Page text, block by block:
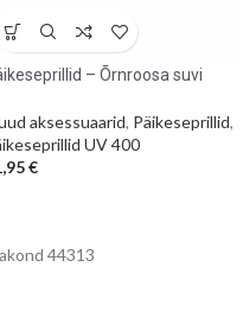
– Õrnroosa suvi
aksessuaarid, Päikeseprillid,
UV 400
€
44313